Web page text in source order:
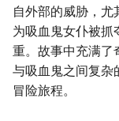
自外部的威胁，
为吸血鬼女仆被抓
重。故事中充满了
与吸血鬼之间复杂
冒险旅程。